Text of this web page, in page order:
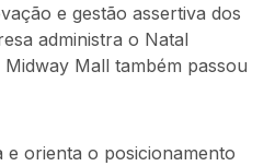
e gestão assertiva dos
administra o Natal
Mall também passou
orienta o posicionamento